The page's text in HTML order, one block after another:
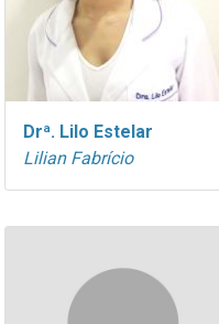
Drª. Lilo Estelar
Lilian Fabrício